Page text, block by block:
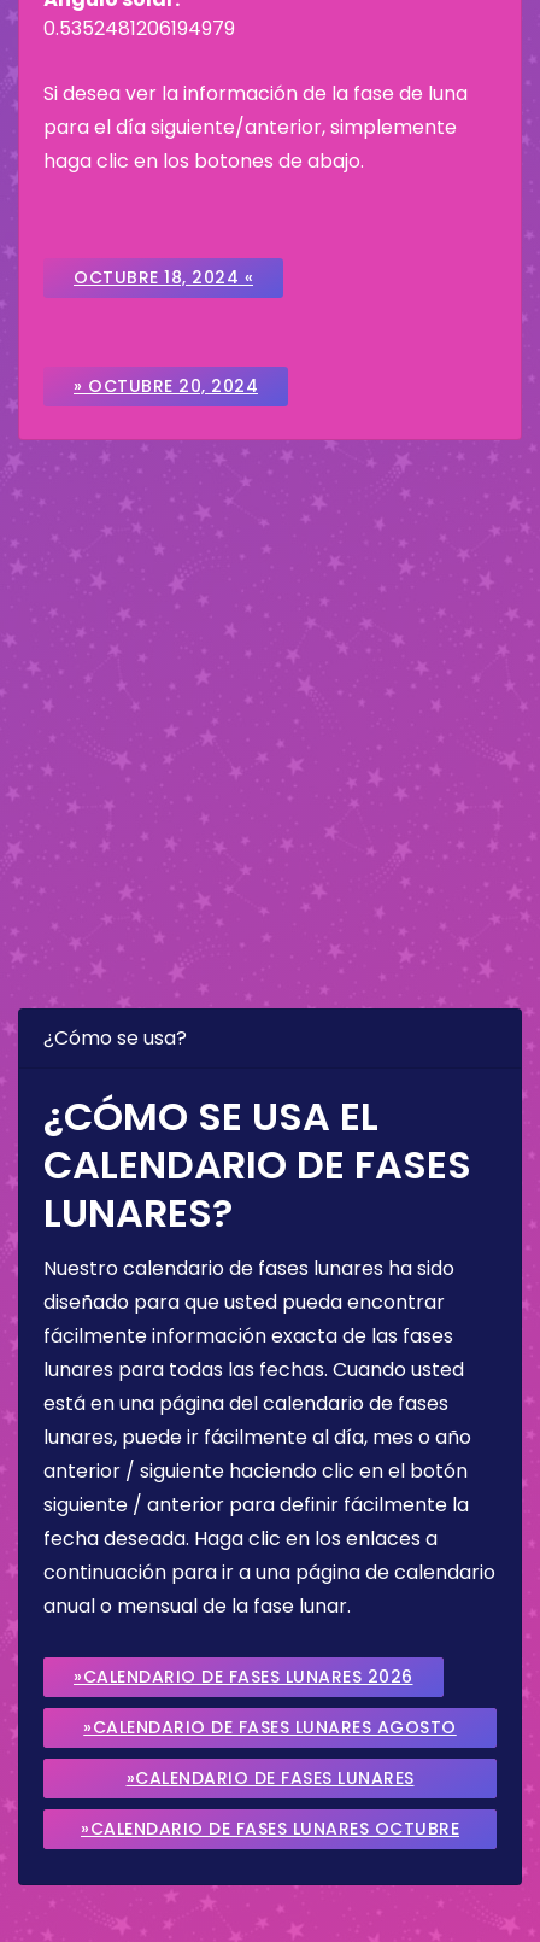
0.5352481206194979
Si desea ver la información de la fase de luna
para el día siguiente/anterior, simplemente
haga clic en los botones de abajo.
OCTUBRE 18, 2024 «
» OCTUBRE 20, 2024
¿Cómo se usa?
¿CÓMO SE USA EL
CALENDARIO DE FASES
LUNARES?
Nuestro calendario de fases lunares ha sido
diseñado para que usted pueda encontrar
fácilmente información exacta de las fases
lunares para todas las fechas. Cuando usted
está en una página del calendario de fases
lunares, puede ir fácilmente al día, mes o año
anterior / siguiente haciendo clic en el botón
siguiente / anterior para definir fácilmente la
fecha deseada. Haga clic en los enlaces a
continuación para ir a una página de calendario
anual o mensual de la fase lunar.
»CALENDARIO DE FASES LUNARES 2026
»CALENDARIO DE FASES LUNARES AGOSTO
2026
»CALENDARIO DE FASES LUNARES
SEPTIEMBRE 2026
»CALENDARIO DE FASES LUNARES OCTUBRE